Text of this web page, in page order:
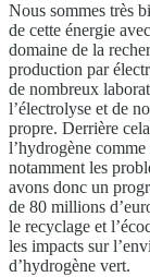
Nous sommes très
de cette énergie
domaine de la
production par
de nombreux
l’électrolyse et de
propre. Derrière
l’hydrogène
notamment les
avons donc un
de 80 millions
le recyclage et
les impacts sur
d’hydrogène vert.